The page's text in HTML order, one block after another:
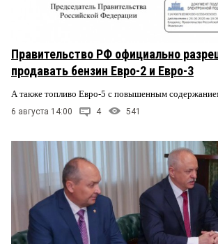
Правительство РФ официально
продавать бензин Евро-2 и Евро-3
А также топливо Евро-5 с повышенным
6 августа 14:00 4 541